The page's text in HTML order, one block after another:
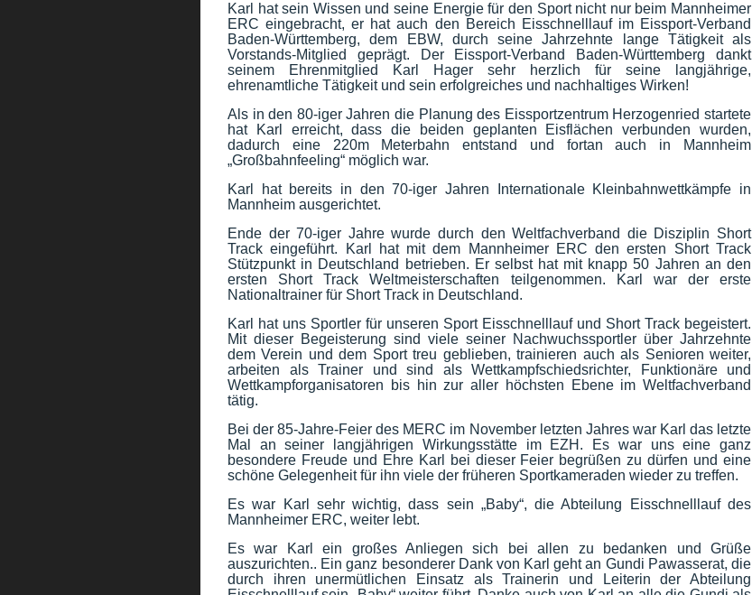
Karl hat sein Wissen und seine Energie für den Sport nicht nur beim Mannheimer
ERC eingebracht, er hat auch den Bereich Eisschnelllauf im Eissport-Verband
Baden-Württemberg, dem EBW, durch seine Jahrzehnte lange Tätigkeit als
Vorstands-Mitglied geprägt. Der Eissport-Verband Baden-Württemberg dankt
seinem Ehrenmitglied Karl Hager sehr herzlich für seine langjährige,
ehrenamtliche Tätigkeit und sein erfolgreiches und nachhaltiges Wirken!
Als in den 80-iger Jahren die Planung des Eissportzentrum Herzogenried startete
hat Karl erreicht, dass die beiden geplanten Eisflächen verbunden wurden,
dadurch eine 220m Meterbahn entstand und fortan auch in Mannheim
„Großbahnfeeling“ möglich war.
Karl hat bereits in den 70-iger Jahren Internationale Kleinbahnwettkämpfe in
Mannheim ausgerichtet.
Ende der 70-iger Jahre wurde durch den Weltfachverband die Disziplin Short
Track eingeführt. Karl hat mit dem Mannheimer ERC den ersten Short Track
Stützpunkt in Deutschland betrieben. Er selbst hat mit knapp 50 Jahren an den
ersten Short Track Weltmeisterschaften teilgenommen. Karl war der erste
Nationaltrainer für Short Track in Deutschland.
Karl hat uns Sportler für unseren Sport Eisschnelllauf und Short Track begeistert.
Mit dieser Begeisterung sind viele seiner Nachwuchssportler über Jahrzehnte
dem Verein und dem Sport treu geblieben, trainieren auch als Senioren weiter,
arbeiten als Trainer und sind als Wettkampfschiedsrichter, Funktionäre und
Wettkampforganisatoren bis hin zur aller höchsten Ebene im Weltfachverband
tätig.
Bei der 85-Jahre-Feier des MERC im November letzten Jahres war Karl das letzte
Mal an seiner langjährigen Wirkungsstätte im EZH. Es war uns eine ganz
besondere Freude und Ehre Karl bei dieser Feier begrüßen zu dürfen und eine
schöne Gelegenheit für ihn viele der früheren Sportkameraden wieder zu treffen.
Es war Karl sehr wichtig, dass sein „Baby“, die Abteilung Eisschnelllauf des
Mannheimer ERC, weiter lebt.
Es war Karl ein großes Anliegen sich bei allen zu bedanken und Grüße
auszurichten.. Ein ganz besonderer Dank von Karl geht an Gundi Pawasserat, die
durch ihren unermütlichen Einsatz als Trainerin und Leiterin der Abteilung